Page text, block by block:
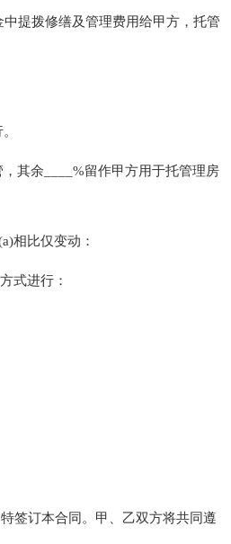
提拨修缮及管理费用给甲方，托管
其余____%留作甲方用于托管理房
相比仅变动：
式进行：
签订本合同。甲、乙双方将共同遵